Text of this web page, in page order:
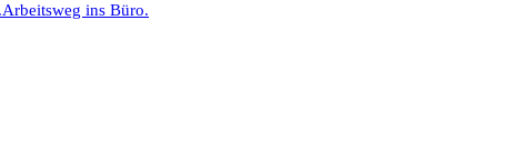
Arbeitsweg ins Büro.